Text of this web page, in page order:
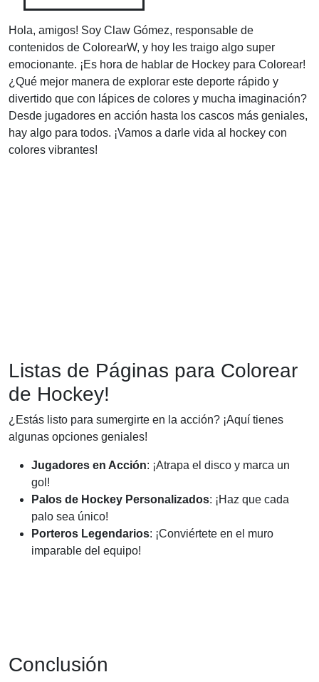
Hola, amigos! Soy Claw Gómez, responsable de
contenidos de ColorearW, y hoy les traigo algo super
emocionante. ¡Es hora de hablar de Hockey para Colorear!
¿Qué mejor manera de explorar este deporte rápido y
divertido que con lápices de colores y mucha imaginación?
Desde jugadores en acción hasta los cascos más geniales,
hay algo para todos. ¡Vamos a darle vida al hockey con
colores vibrantes!
Listas de Páginas para Colorear
de Hockey!
¿Estás listo para sumergirte en la acción? ¡Aquí tienes
algunas opciones geniales!
Jugadores en Acción: ¡Atrapa el disco y marca un
gol!
Palos de Hockey Personalizados: ¡Haz que cada
palo sea único!
Porteros Legendarios: ¡Conviértete en el muro
imparable del equipo!
Conclusión